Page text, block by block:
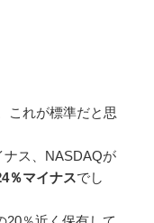
これが標準だと思
ナス、NASDAQが
％マイナスでし